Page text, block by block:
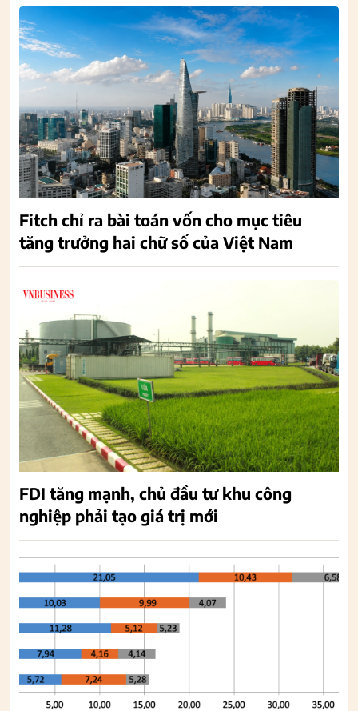
Fitch chỉ ra bài toán vốn cho mục tiêu
tăng trưởng hai chữ số của Việt Nam
FDI tăng mạnh, chủ đầu tư khu công
nghiệp phải tạo giá trị mới